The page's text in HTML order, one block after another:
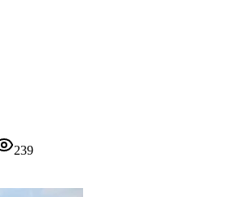
239